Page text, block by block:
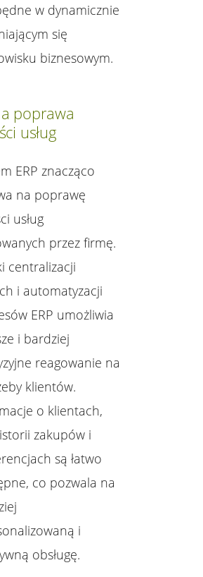
w dynamicznie
się
biznesowym.
a poprawa
usług
ERP znacząco
na poprawę
usług
przez firmę.
centralizacji
i automatyzacji
ERP umożliwia
i bardziej
reagowanie na
klientów.
o klientach,
zakupów i
są łatwo
co pozwala na
i
obsługę.